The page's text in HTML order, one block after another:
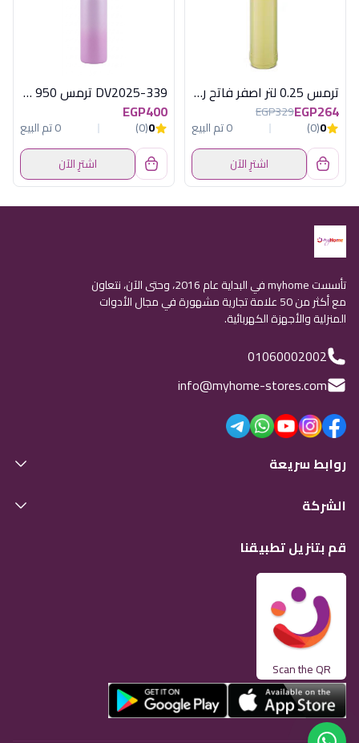
ترمس 0.25 لتر اصفر فاتح روتبونكت المانى
EGP264
EGP329
0
(0)
0 تم البيع
اشترِ الآن
DV2025-339 ترمس 950 مل الوان ديفا
EGP400
0
(0)
0 تم البيع
اشترِ الآن
تأسست myhome في البداية عام 2016، وحتى الآن، نتعاون
مع أكثر من 50 علامة تجارية مشهورة في مجال الأدوات
المنزلية والأجهزة الكهربائية.
01060002002
info@myhome-stores.com
روابط سريعة
الشركة
قم بتنزيل تطبيقنا
Scan the QR